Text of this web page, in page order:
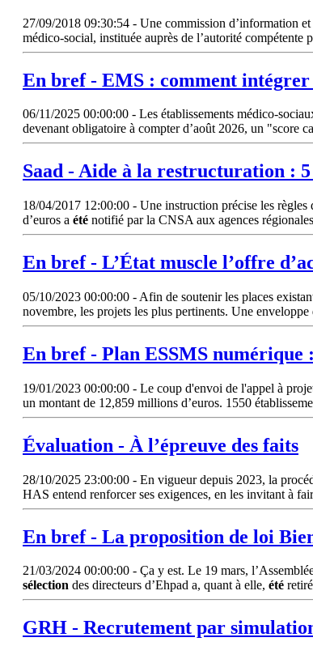
27/09/2018 09:30:54 - Une commission d’information
médico-social, instituée auprès de l’autorité compétente
En bref - EMS : comment intégrer
06/11/2025 00:00:00 - Les établissements médico-
devenant obligatoire à compter d’août 2026, un "score
Saad - Aide à la restructuration :
18/04/2017 12:00:00 - Une instruction précise les
d’euros a été notifié par la CNSA aux agences
En bref - L’État muscle l’offre
05/10/2023 00:00:00 - Afin de soutenir les places
novembre, les projets les plus pertinents. Une
En bref - Plan ESSMS
19/01/2023 00:00:00 - Le coup d'envoi de l'appel à
un montant de 12,859 millions d’euros. 1550
Évaluation - À l’épreuve des faits
28/10/2025 23:00:00 - En vigueur depuis 2023, la
HAS entend renforcer ses exigences, en les invitant à
En bref - La proposition de loi
21/03/2024 00:00:00 - Ça y est. Le 19 mars,
sélection des directeurs d’Ehpad a, quant à elle, été
GRH - Recrutement par